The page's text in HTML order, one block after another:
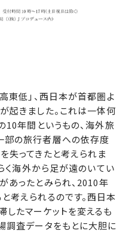
東低」、西日本が首都圏よ
起きました。これは一体何
10年間というもの、海外旅
部の旅行者層への依存度
失ってきたと考えられま
く海外から足が遠のいてい
あったとみられ、2010年
考えられるのです。西日本
たマーケットを変えるも
調査データをもとに大胆に